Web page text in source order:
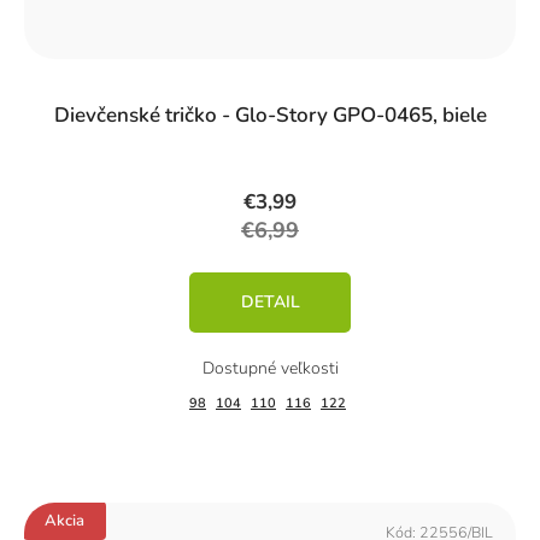
Dievčenské tričko - Glo-Story GPO-0465, biele
€3,99
€6,99
DETAIL
98 104 110 116 122
Akcia
Kód: 22556/BIL